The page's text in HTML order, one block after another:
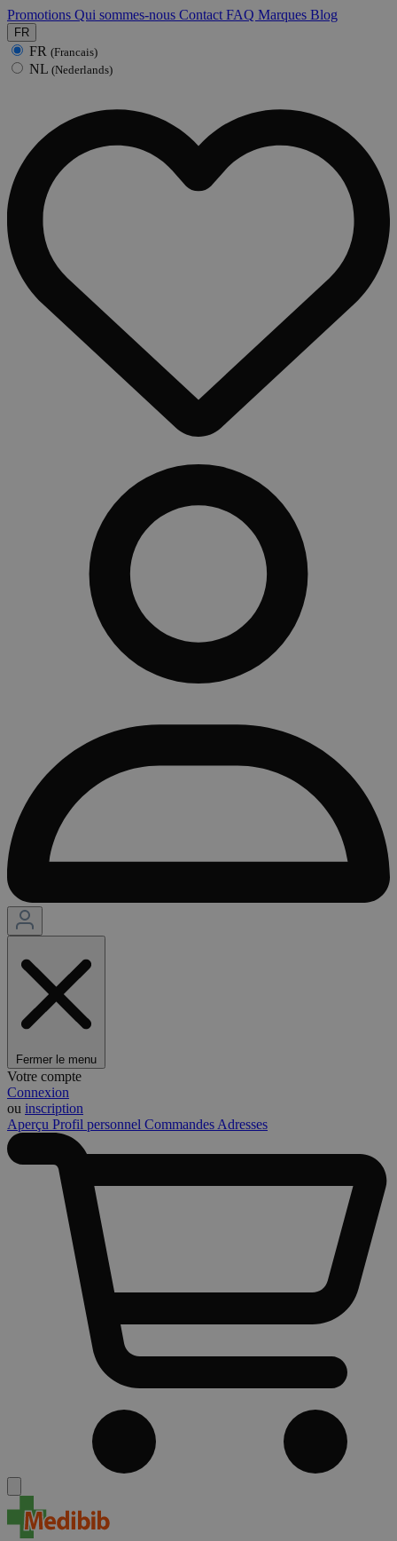
Promotions Qui sommes-nous Contact FAQ Marques Blog
FR
FR (Francais)
NL (Nederlands)
Fermer le menu
Votre compte
Connexion
ou inscription
Aperçu Profil personnel Commandes Adresses